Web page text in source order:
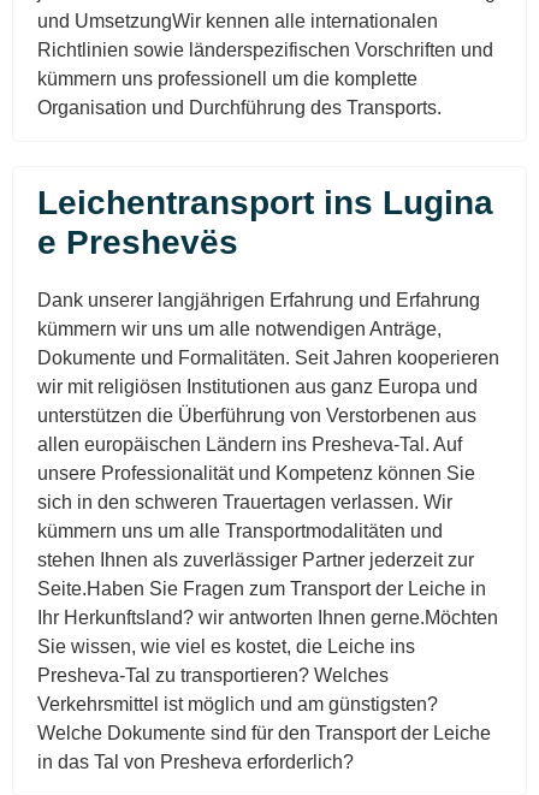
und UmsetzungWir kennen alle internationalen
Richtlinien sowie länderspezifischen Vorschriften und
kümmern uns professionell um die komplette
Organisation und Durchführung des Transports.
Leichentransport ins Lugina
e Preshevës
Dank unserer langjährigen Erfahrung und Erfahrung
kümmern wir uns um alle notwendigen Anträge,
Dokumente und Formalitäten. Seit Jahren kooperieren
wir mit religiösen Institutionen aus ganz Europa und
unterstützen die Überführung von Verstorbenen aus
allen europäischen Ländern ins Presheva-Tal. Auf
unsere Professionalität und Kompetenz können Sie
sich in den schweren Trauertagen verlassen. Wir
kümmern uns um alle Transportmodalitäten und
stehen Ihnen als zuverlässiger Partner jederzeit zur
Seite.Haben Sie Fragen zum Transport der Leiche in
Ihr Herkunftsland? wir antworten Ihnen gerne.Möchten
Sie wissen, wie viel es kostet, die Leiche ins
Presheva-Tal zu transportieren? Welches
Verkehrsmittel ist möglich und am günstigsten?
Welche Dokumente sind für den Transport der Leiche
in das Tal von Presheva erforderlich?